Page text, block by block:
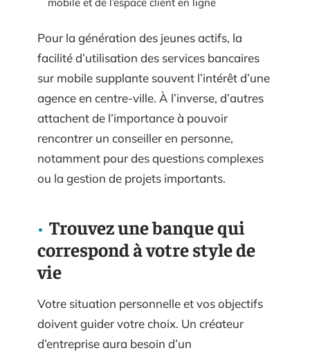
Pour la génération des jeunes actifs, la
facilité d’utilisation des services bancaires
sur mobile supplante souvent l’intérêt d’une
agence en centre-ville. À l’inverse, d’autres
attachent de l’importance à pouvoir
rencontrer un conseiller en personne,
notamment pour des questions complexes
ou la gestion de projets importants.
Trouvez une banque qui
correspond à votre style de
vie
Votre situation personnelle et vos objectifs
doivent guider votre choix. Un créateur
d’entreprise aura besoin d’un